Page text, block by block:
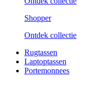
Shopper
Ontdek collectie
Rugtassen
Laptoptassen
Portemonnees